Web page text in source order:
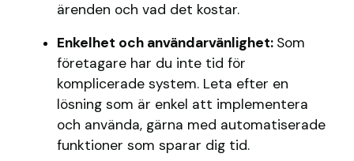
ärenden och vad det kostar.
Enkelhet och användarvänlighet: Som
företagare har du inte tid för
komplicerade system. Leta efter en
lösning som är enkel att implementera
och använda, gärna med automatiserade
funktioner som sparar dig tid.